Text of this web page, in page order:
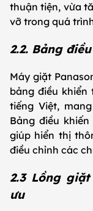
thuận tiện, vừa
vỡ trong quá
2.2. Bảng
Máy giặt
bảng điều khiển
tiếng Việt,
Bảng điều
giúp hiển thị
điều chỉnh các
2.3 Lồng
ưu